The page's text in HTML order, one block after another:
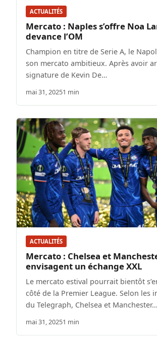
ACTUALITÉS
Mercato : Naples s’offre Noa
devance l’OM
Champion en titre de Serie A, le
son mercato ambitieux. Après avoir
signature de Kevin De…
mai 31, 20251 min
ACTUALITÉS
Mercato : Chelsea et
envisagent un échange XXL
Le mercato estival pourrait bientôt
côté de la Premier League. Selon les
du Telegraph, Chelsea et Manchester…
mai 31, 20251 min